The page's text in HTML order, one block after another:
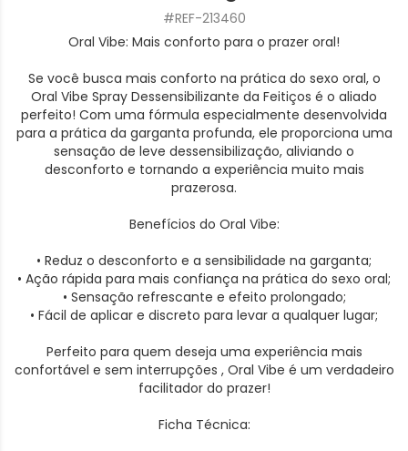
#REF-213460
Oral Vibe: Mais conforto para o prazer oral!
Se você busca mais conforto na prática do sexo oral, o
Oral Vibe Spray Dessensibilizante da Feitiços é o aliado
perfeito! Com uma fórmula especialmente desenvolvida
para a prática da garganta profunda, ele proporciona uma
sensação de leve dessensibilização, aliviando o
desconforto e tornando a experiência muito mais
prazerosa.
Benefícios do Oral Vibe:
• Reduz o desconforto e a sensibilidade na garganta;
• Ação rápida para mais confiança na prática do sexo oral;
• Sensação refrescante e efeito prolongado;
• Fácil de aplicar e discreto para levar a qualquer lugar;
Perfeito para quem deseja uma experiência mais
confortável e sem interrupções , Oral Vibe é um verdadeiro
facilitador do prazer!
Ficha Técnica: